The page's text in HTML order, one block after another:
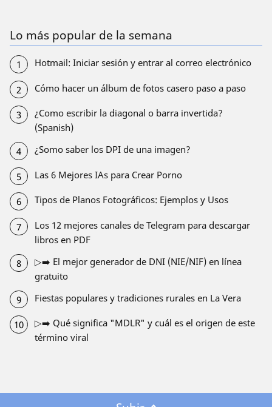
Lo más popular de la semana
Hotmail: Iniciar sesión y entrar al correo electrónico
Cómo hacer un álbum de fotos casero paso a paso
¿Como escribir la diagonal o barra invertida?
(Spanish)
¿Somo saber los DPI de una imagen?
Las 6 Mejores IAs para Crear Porno
Tipos de Planos Fotográficos: Ejemplos y Usos
Los 12 mejores canales de Telegram para descargar
libros en PDF
▷➡️ El mejor generador de DNI (NIE/NIF) en línea
gratuito
Fiestas populares y tradiciones rurales en La Vera
▷➡️ Qué significa "MDLR" y cuál es el origen de este
término viral